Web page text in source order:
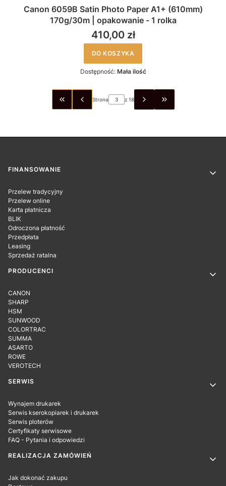
Canon 6059B Satin Photo Paper A1+ (610mm)
170g/30m | opakowanie - 1 rolka
410,00 zł
DO KOSZYKA
Dostępność: Mała ilość
WRÓĆ DO PIERWSZEJ STRONY Z PRODUKTAMI
Strona z 18 PRZEJDŹ DO
Linki w stopce
FINANSOWANIE
Przelew tradycyjny
Przelew online
Karta płatnicza
BLIK
Odroczona płatność
Przedpłata
Leasing
Sprzedaż ratalna
PRODUCENCI
CANON
SHARP
HSM
SUNWOOD
COLORTRAC
SUMMA
ASARTO
ROWE
VEROTECH
SERWIS
Wynajem drukarek
Serwis kserokopiarek i drukarek
Serwis ploterów
Certyfikaty serwisowe
FAQ - Pytania i odpowiedzi
REALIZACJA ZAMÓWIEŃ
Jak dokonać zakupu